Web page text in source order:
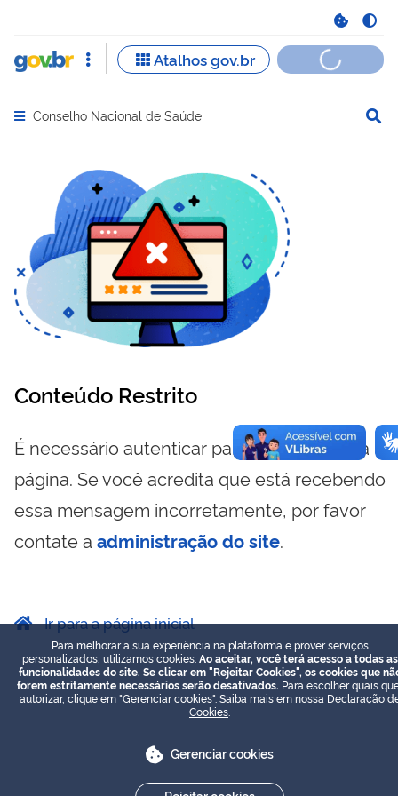
Abrir menu principal de navegação
Conselho Nacional de Saúde
Conteúdo Restrito
É necessário autenticar para visualizar essa
página. Se você acredita que está recebendo
essa mensagem incorretamente, por favor
contate a administração do site.
Ir para a página inicial
Para melhorar a sua experiência na plataforma e prover serviços
personalizados, utilizamos cookies. Ao aceitar, você terá acesso a todas as
funcionalidades do site. Se clicar em "Rejeitar Cookies", os cookies que
forem estritamente necessários serão desativados. Para escolher quais
autorizar, clique em "Gerenciar cookies". Saiba mais em nossa Declaração
Cookies
Gerenciar cookies